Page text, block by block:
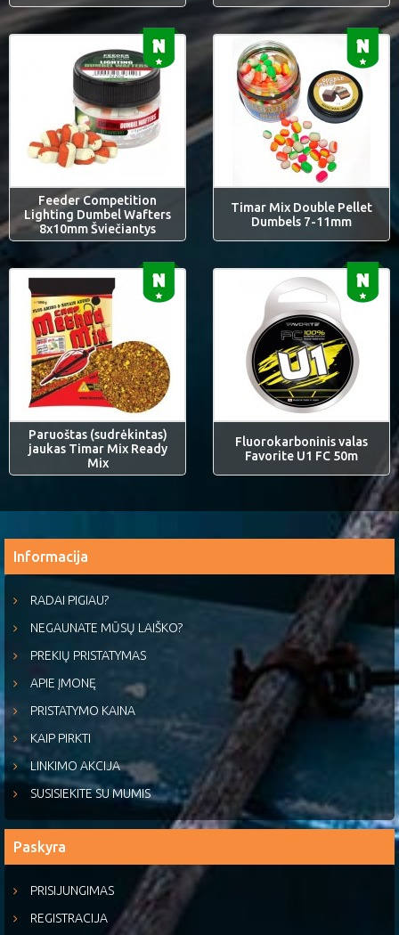
Feeder Competition
Lighting Dumbel Wafters
8x10mm Šviečiantys
Timar Mix Double Pellet
Dumbels 7-11mm
Paruoštas (sudrėkintas)
jaukas Timar Mix Ready
Mix
Fluorokarboninis valas
Favorite U1 FC 50m
Informacija
RADAI PIGIAU?
NEGAUNATE MŪSŲ LAIŠKO?
PREKIŲ PRISTATYMAS
APIE ĮMONĘ
PRISTATYMO KAINA
KAIP PIRKTI
LINKIMO AKCIJA
SUSISIEKITE SU MUMIS
Paskyra
PRISIJUNGIMAS
REGISTRACIJA